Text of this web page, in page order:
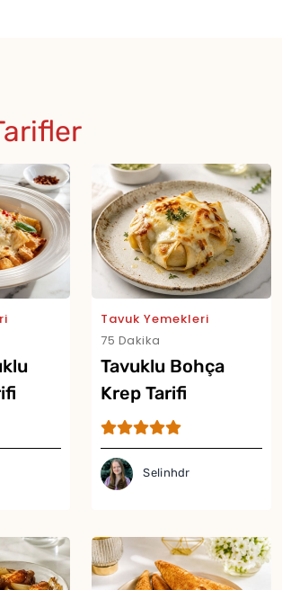
Tavuk Yemekleri
75 Dakika
Tavuklu Bohça
Krep Tarifi
Selinhdr